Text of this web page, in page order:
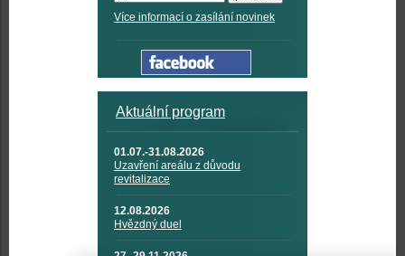
Více informací o zasílání novinek
Aktuální program
01.07.-31.08.2026
Uzavření areálu z důvodu
revitalizace
12.08.2026
Hvězdný duel